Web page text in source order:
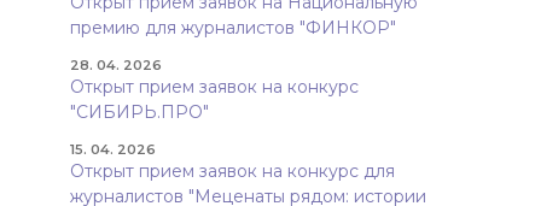
премию для журналистов "ФИНКОР"
28. 04. 2026
Открыт прием заявок на конкурс
"СИБИРЬ.ПРО"
15. 04. 2026
Открыт прием заявок на конкурс для
журналистов "Меценаты рядом: истории